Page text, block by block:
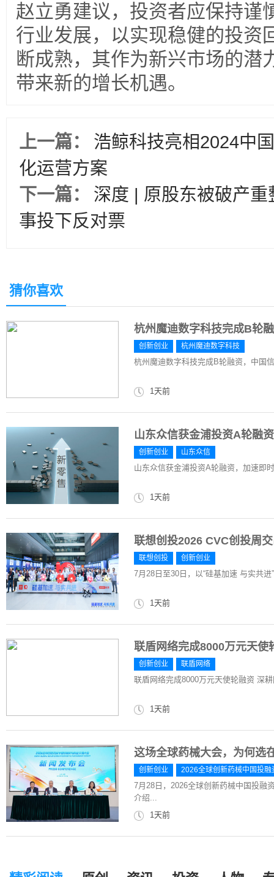
赵立勇建议，投资者应保持谨
行业发展，以实现稳健的投资
断成熟，其作为新兴市场的潜
带来新的增长机遇。
上一篇：
浩鲸科技亮相2024中
化运营方案
下一篇：
深度 | 原股东被破产
事投下反对票
猜你喜欢
杭州魔迪数字科技完成B轮
创新创业 杭州魔迪数字科技
杭州魔迪数字科技完成B轮融资，中国
1天前
山东众信获金浦投资A轮融
创新创业 山东众信
山东众信获金浦投资A轮融资，加速即
1天前
联想创投2026 CVC创投周
联想创投 创新创业
7月28日至30日，以“硅基加速 与实共
1天前
联盾网络完成8000万元天使
创新创业 联盾网络
联盾网络完成8000万元天使轮融资 深
1天前
这场全球药械大会，为何选
创新创业 2026全球创新药械中国投融
7月28日，2026全球创新药械中国投融
介绍...
1天前